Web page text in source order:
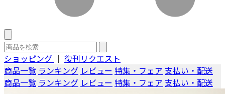
ショッピング ｜ 復刊リクエスト
商品一覧 ランキング レビュー 特集・フェア 支払い・配送
商品一覧 ランキング レビュー 特集・フェア 支払い・配送